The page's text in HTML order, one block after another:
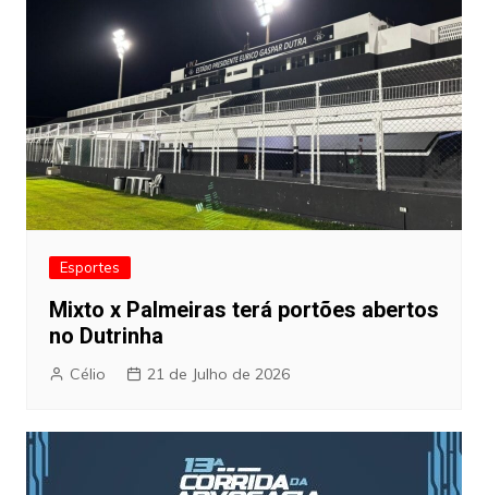
Esportes
Mixto x Palmeiras terá portões abertos
no Dutrinha
Célio 21 de Julho de 2026